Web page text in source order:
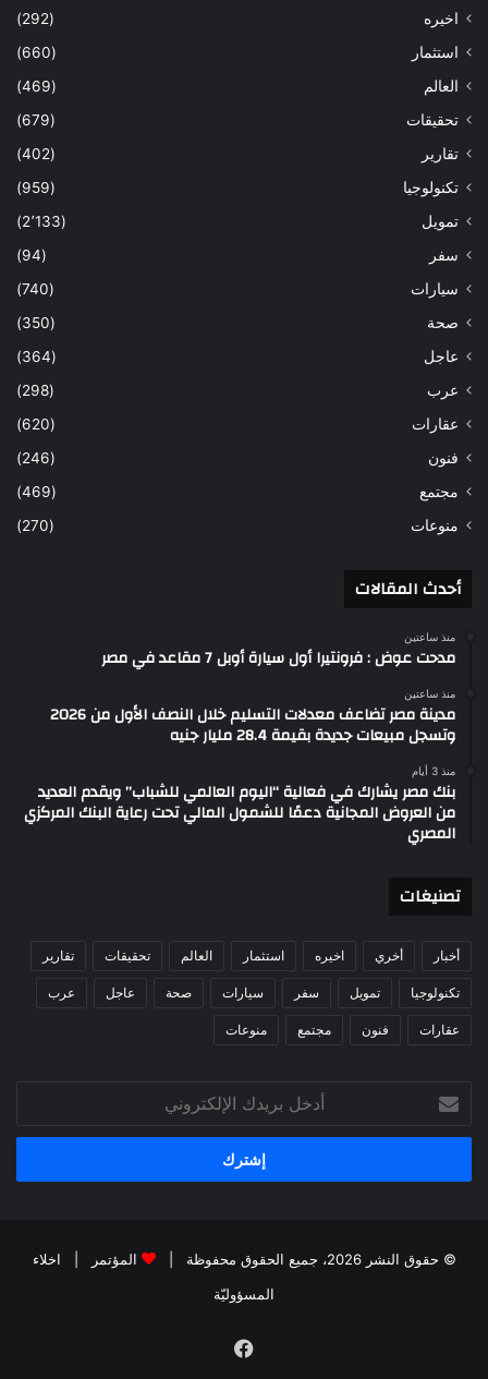
اخيره
(292)
استثمار
(660)
العالم
(469)
تحقيقات
(679)
تقارير
(402)
تكنولوجيا
(959)
تمويل
(2٬133)
سفر
(94)
سيارات
(740)
صحة
(350)
عاجل
(364)
عرب
(298)
عقارات
(620)
فنون
(246)
مجتمع
(469)
منوعات
(270)
أحدث المقالات
منذ ساعتين
مدحت عوض : فرونتيرا أول سيارة أوبل 7 مقاعد في مصر
منذ ساعتين
مدينة مصر تضاعف معدلات التسليم خلال النصف الأول من 2026
وتسجل مبيعات جديدة بقيمة 28.4 مليار جنيه
منذ 3 أيام
بنك مصر يشارك في فعالية “اليوم العالمي للشباب” ويقدم العديد
من العروض المجانية دعمًا للشمول المالي تحت رعاية البنك المركزي
المصري
تصنيغات
أخبار أخري اخيره استثمار العالم تحقيقات تقارير
تكنولوجيا تمويل سفر سيارات صحة عاجل عرب
عقارات فنون مجتمع منوعات
بريدك
الإلكتروني
© حقوق النشر 2026، جميع الحقوق محفوظة | المؤتمر
اخلاء
المسؤوليّة
فيسبوك